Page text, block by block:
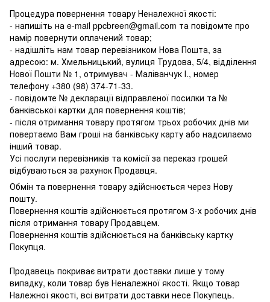
Процедура повернення товару Неналежної якості:
- напишіть на e-mail ppcbreen@gmail.com та повідомте про
намір повернути оплачений товар;
- надішліть нам товар перевізником Нова Пошта, за
адресою: м. Хмельницький, вулиця Трудова, 5/4, відділення
Нової Пошти № 1, отримувач - Маліванчук І., номер
телефону +380 (98) 374-71-33.
- повідомте № декларації відправленої посилки та №
банківської картки для повернення коштів;
- після отримання товару протягом трьох робочих днів ми
повертаємо Вам гроші на банківську карту або надсилаємо
інший товар.
Усі послуги перевізників та комісії за переказ грошей
відбуваються за рахунок Продавця.
Обмін та повернення товару здійснюється через Нову
пошту.
Повернення коштів здійснюється протягом 3-х робочих днів
після отримання товару Продавцем.
Повернення коштів здійснюється на банківську картку
Покупця.
Продавець покриває витрати доставки лише у тому
випадку, коли товар був Неналежної якості. Якщо товар
Належної якості, всі витрати доставки несе Покупець.